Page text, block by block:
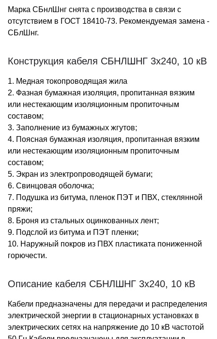
Марка СБнлШнг снята с производства в связи с
отсутствием в ГОСТ 18410-73. Рекомендуемая замена -
СБлШнг.
Конструкция кабеля СБНЛШНГ 3х240, 10 кВ
1. Медная токопроводящая жила
2. Фазная бумажная изоляция, пропитанная вязким
или нестекающим изоляционным пропиточным
составом;
3. Заполнение из бумажных жгутов;
4. Поясная бумажная изоляция, пропитанная вязким
или нестекающим изоляционным пропиточным
составом;
5. Экран из электропроводящей бумаги;
6. Свинцовая оболочка;
7. Подушка из битума, пленок ПЭТ и ПВХ, стеклянной
пряжи;
8. Броня из стальных оцинкованных лент;
9. Подслой из битума и ПЭТ пленки;
10. Наружный покров из ПВХ пластиката пониженной
горючести.
Описание кабеля СБНЛШНГ 3х240, 10 кВ
Кабели предназначены для передачи и распределения
электрической энергии в стационарных установках в
электрических сетях на напряжение до 10 кВ частотой